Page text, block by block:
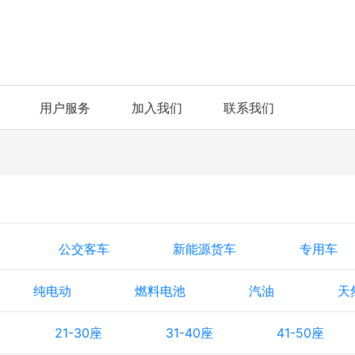
用户服务 加入我们 联系我们
公交客车 新能源货车 专用车
纯电动 燃料电池 汽油 天
21-30座 31-40座 41-50座